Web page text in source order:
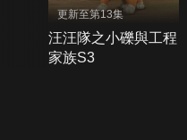
更新至第13集
汪汪隊之小礫與工程
家族S3